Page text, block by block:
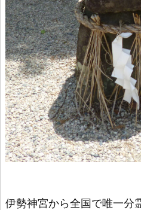
伊勢神宮から全国で唯一分